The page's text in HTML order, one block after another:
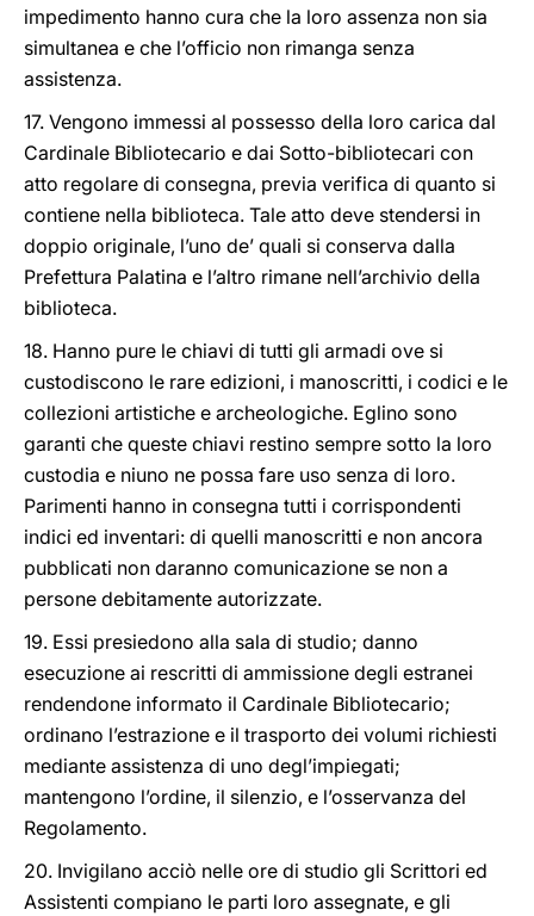
impedimento hanno cura che la loro assenza non sia
simultanea e che l’officio non rimanga senza
assistenza.
17. Vengono immessi al possesso della loro carica dal
Cardinale Bibliotecario e dai Sotto-bibliotecari con
atto regolare di consegna, previa verifica di quanto si
contiene nella biblioteca. Tale atto deve stendersi in
doppio originale, l’uno de’ quali si conserva dalla
Prefettura Palatina e l’altro rimane nell’archivio della
biblioteca.
18. Hanno pure le chiavi di tutti gli armadi ove si
custodiscono le rare edizioni, i manoscritti, i codici e le
collezioni artistiche e archeologiche. Eglino sono
garanti che queste chiavi restino sempre sotto la loro
custodia e niuno ne possa fare uso senza di loro.
Parimenti hanno in consegna tutti i corrispondenti
indici ed inventari: di quelli manoscritti e non ancora
pubblicati non daranno comunicazione se non a
persone debitamente autorizzate.
19. Essi presiedono alla sala di studio; danno
esecuzione ai rescritti di ammissione degli estranei
rendendone informato il Cardinale Bibliotecario;
ordinano l’estrazione e il trasporto dei volumi richiesti
mediante assistenza di uno degl’impiegati;
mantengono l’ordine, il silenzio, e l’osservanza del
Regolamento.
20. Invigilano acciò nelle ore di studio gli Scrittori ed
Assistenti compiano le parti loro assegnate, e gli